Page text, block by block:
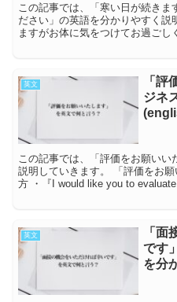
この記事では、「寒い日が続きま
ださい」の英語を分かりやすく説明していき
ますがお体に気をつけてお過ごし
英文
「評
ジネ
この記事では、「評価をお願いい
説明していきます。 「評価をお願いいたします」とは?英語での使い
方 ・『I would like you to
英文
「面
です
を分